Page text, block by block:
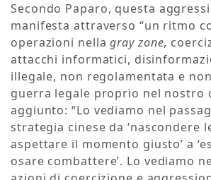
Secondo Paparo, questa
manifesta attraverso “un ritmo
operazioni nellagray zone,
attacchi informatici,
illegale, non regolamentata e
guerra legale proprio nel nostro
aggiunto: “Lo vediamo nel
strategia cinese da ‘nascondere
aspettare il momento giusto’ a
osare combattere’. Lo vediamo